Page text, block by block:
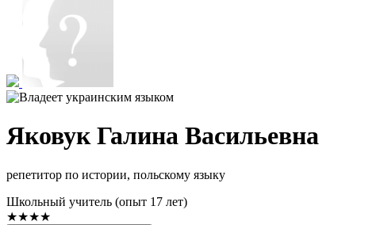
Яковук Галина Васильевна
репетитор по истории, польскому языку
Школьный учитель (опыт 17 лет)
★★★★